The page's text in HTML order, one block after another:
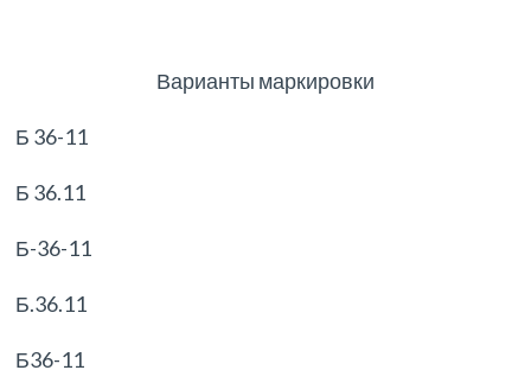
Варианты маркировки
Б 36-11
Б 36.11
Б-36-11
Б.36.11
Б36-11